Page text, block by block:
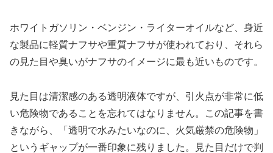
ホワイトガソリン・ベンジン・ライターオイルなど、身近
な製品に軽質ナフサや重質ナフサが使われており、それら
の見た目や臭いがナフサのイメージに最も近いものです。
見た目は清潔感のある透明液体ですが、引火点が非常に低
い危険物であることを忘れてはなりません。この記事を書
きながら、「透明で水みたいなのに、火気厳禁の危険物」
というギャップが一番印象に残りました。見た目だけで判